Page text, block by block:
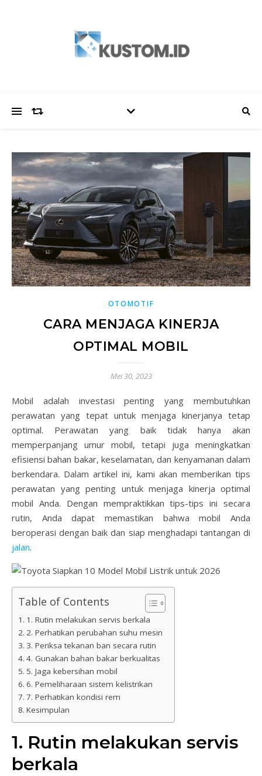
OTOMOTIF
CARA MENJAGA KINERJA
OPTIMAL MOBIL
Mei 30, 2023
Mobil adalah investasi penting yang membutuhkan
perawatan yang tepat untuk menjaga kinerjanya tetap
optimal. Perawatan yang baik tidak hanya akan
memperpanjang umur mobil, tetapi juga meningkatkan
efisiensi bahan bakar, keselamatan, dan kenyamanan dalam
berkendara. Dalam artikel ini, kami akan memberikan tips
perawatan yang penting untuk menjaga kinerja optimal
mobil Anda. Dengan mempraktikkan tips-tips ini secara
rutin, Anda dapat memastikan bahwa mobil Anda
beroperasi dengan baik dan siap menghadapi tantangan di
jalan.
Table of Contents
1. Rutin melakukan servis berkala
2. Perhatikan perubahan suhu mesin
3. Periksa tekanan ban secara rutin
4. Gunakan bahan bakar berkualitas
5. Jaga kebersihan mobil
6. Pemeliharaan sistem kelistrikan
7. Perhatikan kondisi rem
Kesimpulan
1. Rutin melakukan servis
berkala